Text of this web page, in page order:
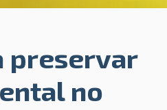
preservar
no